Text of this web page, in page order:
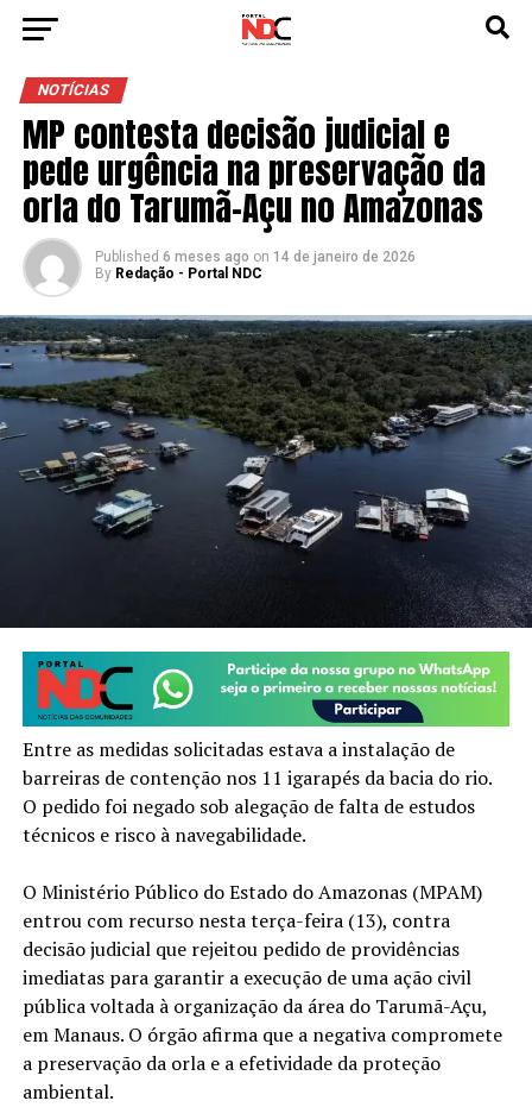
NOTÍCIAS
MP contesta decisão judicial e
pede urgência na preservação da
orla do Tarumã-Açu no Amazonas
Published 6 meses ago on 14 de janeiro de 2026
By Redação - Portal NDC
Entre as medidas solicitadas estava a instalação de
barreiras de contenção nos 11 igarapés da bacia do rio.
O pedido foi negado sob alegação de falta de estudos
técnicos e risco à navegabilidade.
O Ministério Público do Estado do Amazonas (MPAM)
entrou com recurso nesta terça-feira (13), contra
decisão judicial que rejeitou pedido de providências
imediatas para garantir a execução de uma ação civil
pública voltada à organização da área do Tarumã-Açu,
em Manaus. O órgão afirma que a negativa compromete
a preservação da orla e a efetividade da proteção
ambiental.